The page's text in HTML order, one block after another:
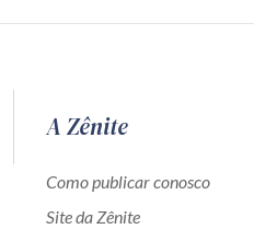
A Zênite
Como publicar conosco
Site da Zênite